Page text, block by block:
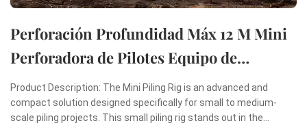
Perforación Profundidad Máx 12 M Mini
Perforadora de Pilotes Equipo de
Perforación Rotatoria Mini Máquina de
Hincado de Pilotes
Product Description: The Mini Piling Rig is an advanced and
compact solution designed specifically for small to medium-
scale piling projects. This small piling rig stands out in the